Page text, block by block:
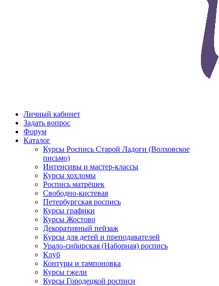
Личный кабинет
Задать вопрос
Форум
Каталог
Курсы Роспись Старой Ладоги (Волховское
письмо)
Интенсивы и мастер-классы
Курсы хохломы
Роспись матрёшек
Свободно-кистевая
Петербургская роспись
Курсы графики
Курсы Жостово
Декоративный пейзаж
Курсы для детей и преподавателей
Урало-сибирская (Наборная) роспись
Клуб
Контуры и тампоновка
Курсы гжели
Курсы Городецкой росписи